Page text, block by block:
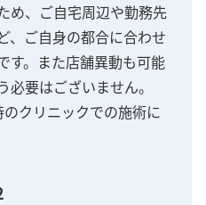
め、ご自宅周辺や勤務先
、ご自身の都合に合わせ
す。また店舗異動も可能
要はございません。
クリニックでの施術に